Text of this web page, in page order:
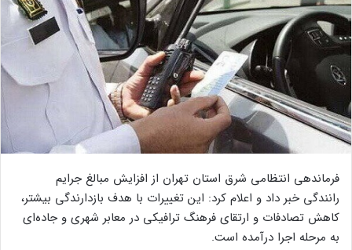
فرماندهی انتظامی شرق استان تهران از افزایش مبالغ جرایم
رانندگی خبر داد و اعلام کرد: این تغییرات با هدف بازدارندگی بیشتر،
کاهش تصادفات و ارتقای فرهنگ ترافیکی در معابر شهری و جاده‌ای
به مرحله اجرا درآمده است.